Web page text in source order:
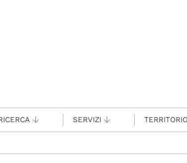
SERVIZI